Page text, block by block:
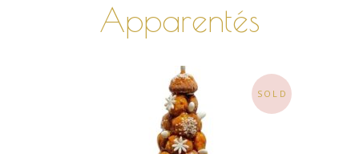
Apparentés
SOLD